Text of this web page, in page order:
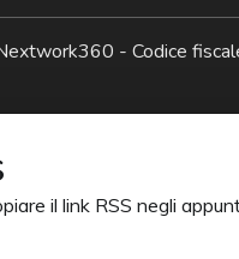
- Codice
il link RSS negli